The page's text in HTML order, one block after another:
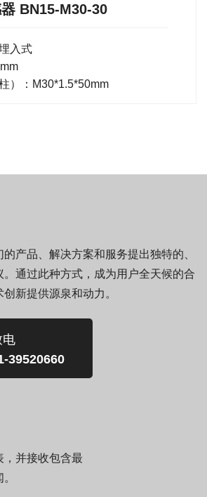
BN15-M30-30
入式
）：M30*1.5*50mm
产品、解决方案和服务提出独特的、
通过此种方式，成为用户全天候的合
新提供源泉和动力。
电
39520660
，并接收包含最